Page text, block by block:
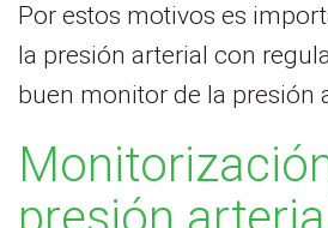
Por estos motivos es
la presión arterial con
buen monitor de la presión